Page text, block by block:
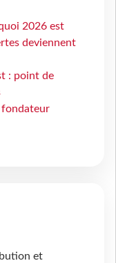
2026 est
deviennent
: point de
fondateur
et